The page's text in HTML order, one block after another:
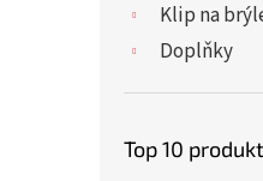
Klip na
Doplňky
Top 10